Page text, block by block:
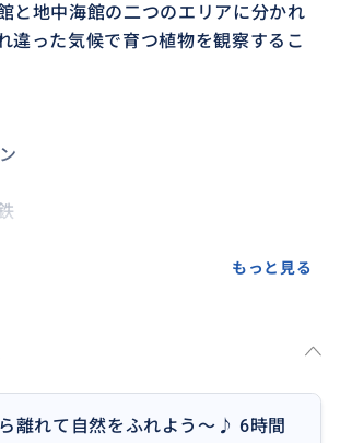
と地中海館の二つのエリアに分かれ
違った気候で育つ植物を観察するこ
トとの組み合わせも可能ですので、
に行ってからショッピングでも行こ
もっと見る
ら離れて自然をふれよう～♪ 6時間